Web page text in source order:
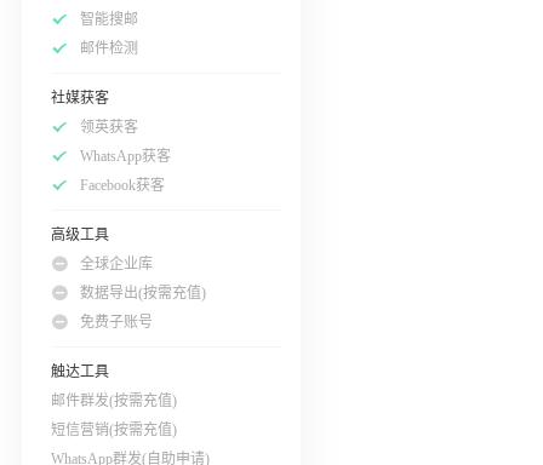
智能搜邮
邮件检测
社媒获客
领英获客
WhatsApp获客
Facebook获客
高级工具
全球企业库
数据导出(按需充值)
免费子账号
触达工具
邮件群发(按需充值)
短信营销(按需充值)
WhatsApp群发(自助申请)